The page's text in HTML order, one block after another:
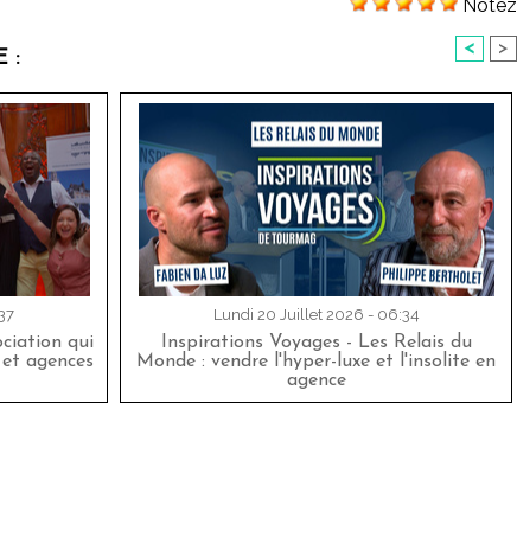
Notez
: < >
qui
agences
Lundi 20 Juillet 2026 - 06:34
Inspirations Voyages - Les Relais du
Monde : vendre l'hyper-luxe et l'insolite en
agence